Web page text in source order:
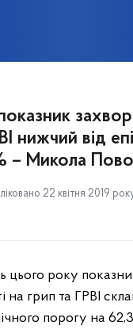
нижчий від
– Микола
22 квітня 2019
цього року
на грип та ГРВІ
порогу на